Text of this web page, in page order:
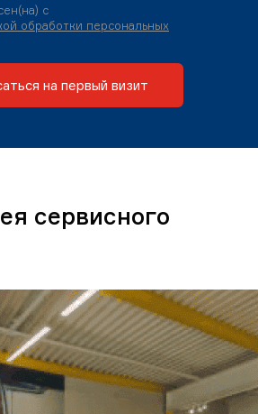
с
обработки персональных
на первый визит
сервисного